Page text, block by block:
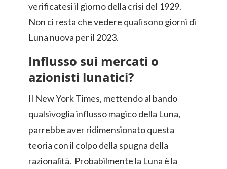
verificatesi il giorno della crisi del 1929.
Non ci resta che vedere quali sono giorni di
Luna nuova per il 2023.
Influsso sui mercati o
azionisti lunatici?
Il New York Times, mettendo al bando
qualsivoglia influsso magico della Luna,
parrebbe aver ridimensionato questa
teoria con il colpo della spugna della
razionalità. Probabilmente la Luna è la